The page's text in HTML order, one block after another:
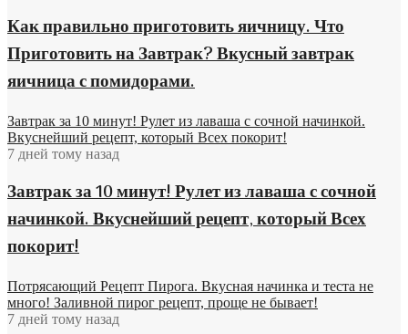
Как правильно приготовить яичницу. Что
Приготовить на Завтрак? Вкусный завтрак
яичница с помидорами.
Завтрак за 10 минут! Рулет из лаваша с сочной начинкой.
Вкуснейший рецепт, который Всех покорит!
7 дней тому назад
Завтрак за 10 минут! Рулет из лаваша с сочной
начинкой. Вкуснейший рецепт, который Всех
покорит!
Потрясающий Рецепт Пирога. Вкусная начинка и теста не
много! Заливной пирог рецепт, проще не бывает!
7 дней тому назад